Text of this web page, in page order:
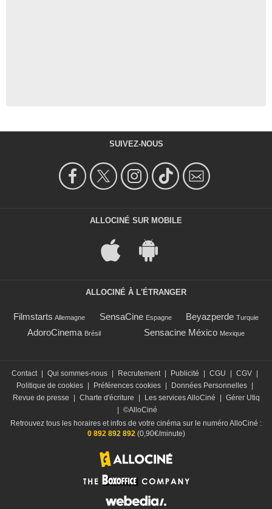
SUIVEZ-NOUS
ALLOCINÉ SUR MOBILE
ALLOCINÉ À L'ÉTRANGER
Filmstarts Allemagne SensaCine Espagne Beyazperde Turquie
AdoroCinema Brésil Sensacine México Mexique
Contact | Qui sommes-nous | Recrutement | Publicité | CGU | CGV |
Politique de cookies | Préférences cookies | Données Personnelles |
Revue de presse
| Charte d'écriture | Les services AlloCiné | Gérer Utiq
| ©AlloCiné
Retrouvez tous les horaires et infos de votre cinéma sur le numéro AlloCiné :
0 892 892 892 (0,90€/minute)